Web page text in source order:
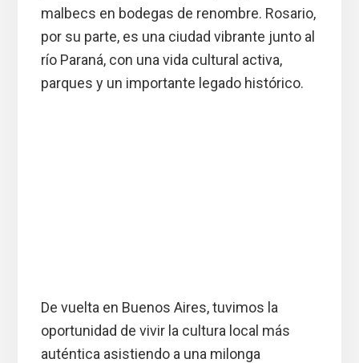
malbecs en bodegas de renombre. Rosario,
por su parte, es una ciudad vibrante junto al
río Paraná, con una vida cultural activa,
parques y un importante legado histórico.
De vuelta en Buenos Aires, tuvimos la
oportunidad de vivir la cultura local más
auténtica asistiendo a una milonga